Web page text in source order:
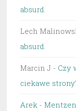
absurd.
Lech
absurd.
Marcin J - Czy
ciekawe
Arek -